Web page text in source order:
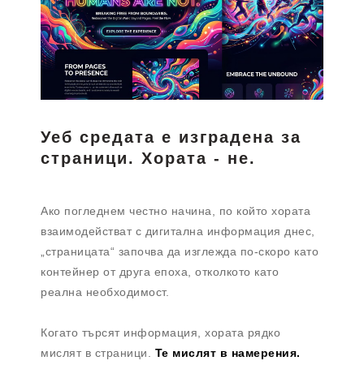
Уеб средата е изградена за
страници. Хората - не.
Ако погледнем честно начина, по който хората
взаимодействат с дигитална информация днес,
„страницата“ започва да изглежда по-скоро като
контейнер от друга епоха, отколкото като
реална необходимост.
Когато търсят информация, хората рядко
мислят в страници. Те мислят в намерения.